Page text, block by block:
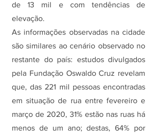
de 13 mil e com tendências de
elevação.
As informações observadas na cidade
são similares ao cenário observado no
restante do país: estudos divulgados
pela Fundação Oswaldo Cruz revelam
que, das 221 mil pessoas encontradas
em situação de rua entre fevereiro e
março de 2020, 31% estão nas ruas há
menos de um ano; destas, 64% por